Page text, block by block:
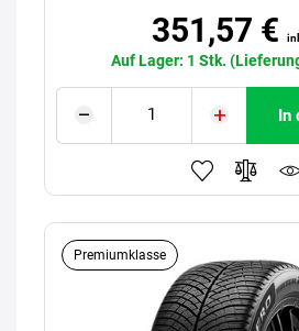
351,57 €
Auf Lager: 1 Stk.
In
Premiumklasse